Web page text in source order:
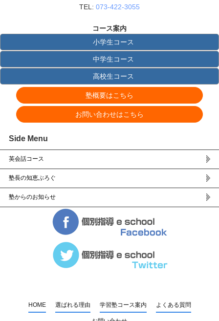
TEL: 073-422-3055
コース案内
小学生コース
中学生コース
高校生コース
塾概要はこちら
お問い合わせはこちら
Side Menu
英会話コース
塾長の知恵ぶろぐ
塾からのお知らせ
HOME 選ばれる理由 学習塾コース案内 よくある質問